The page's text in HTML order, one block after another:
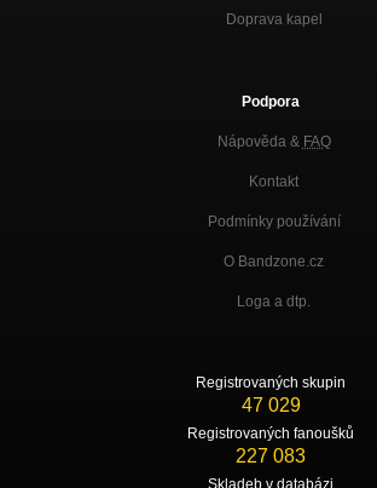
Doprava kapel
Podpora
Nápověda & FAQ
Kontakt
Podmínky používání
O Bandzone.cz
Loga a dtp.
Registrovaných skupin
47 029
Registrovaných fanoušků
227 083
Skladeb v databázi